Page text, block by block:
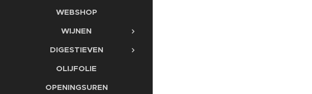
WEBSHOP
WIJNEN
DIGESTIEVEN
OLIJFOLIE
OPENINGSUREN